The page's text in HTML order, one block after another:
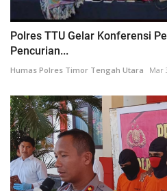
Polres TTU Gelar Konferensi
Pencurian...
Humas Polres Timor Tengah Utara Mar